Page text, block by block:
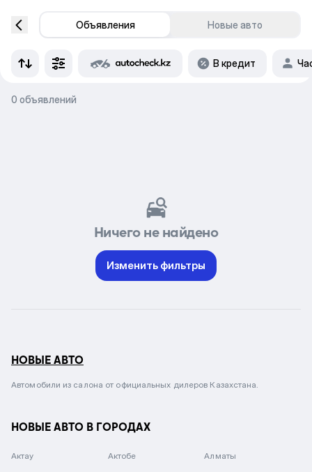
Объявления Новые авто
В кредит
0 объявлений
Ничего не найдено
Изменить фильтры
НОВЫЕ АВТО
Автомобили из салона от официальных дилеров Казахстана.
НОВЫЕ АВТО В ГОРОДАХ
Актау Актобе Алматы